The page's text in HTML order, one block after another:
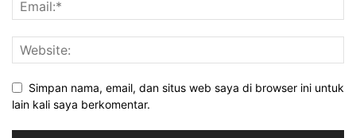
Simpan nama, email, dan situs web saya di browser ini untuk
lain kali saya berkomentar.